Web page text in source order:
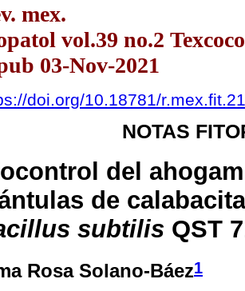
mex.
vol.39 no.2
03-Nov-2021
doi.org/10.18781/
NOTAS
del
de
subtilis QST
Rosa Solano-Báez1